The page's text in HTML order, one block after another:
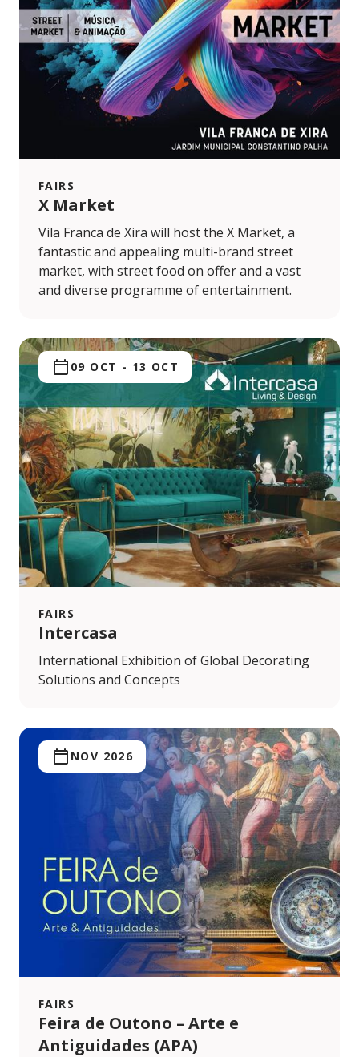
FAIRS
X Market
Vila Franca de Xira will host the X Market, a
fantastic and appealing multi-brand street
market, with street food on offer and a vast
and diverse programme of entertainment.
FAIRS
Intercasa
09 OCT - 13 OCT
International Exhibition of Global Decorating
Solutions and Concepts
FAIRS
Feira de Outono – Arte e
Antiguidades (APA)
NOV 2026